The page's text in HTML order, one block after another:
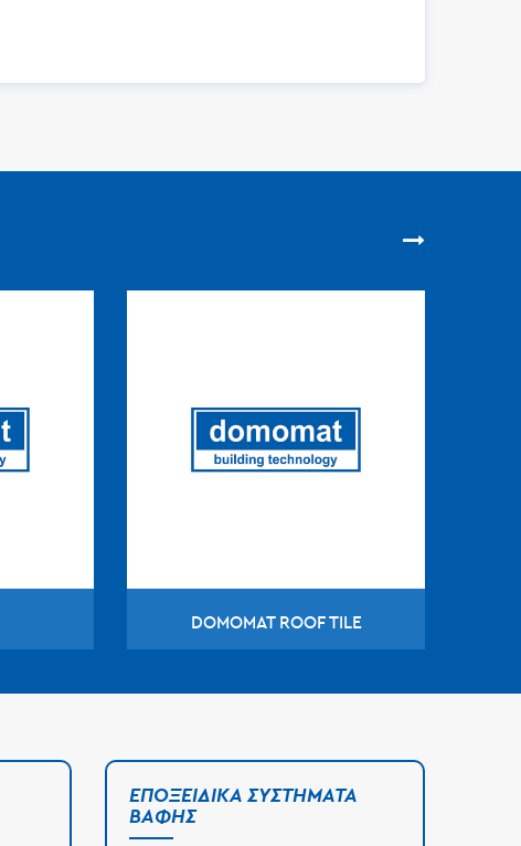
DOMOMAT ROOF TILE
ΕΠΟΞΕΙΔΙΚΆ ΣΥΣΤΉΜΑΤΑ
ΒΑΦΉΣ